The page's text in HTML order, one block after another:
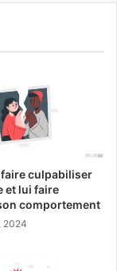
culpabiliser
et lui faire
comportement
2024